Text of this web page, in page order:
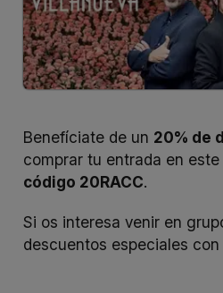
Benefíciate de un 20% de
comprar tu entrada en
código 20RACC.
Si os interesa venir en
descuentos especiales con